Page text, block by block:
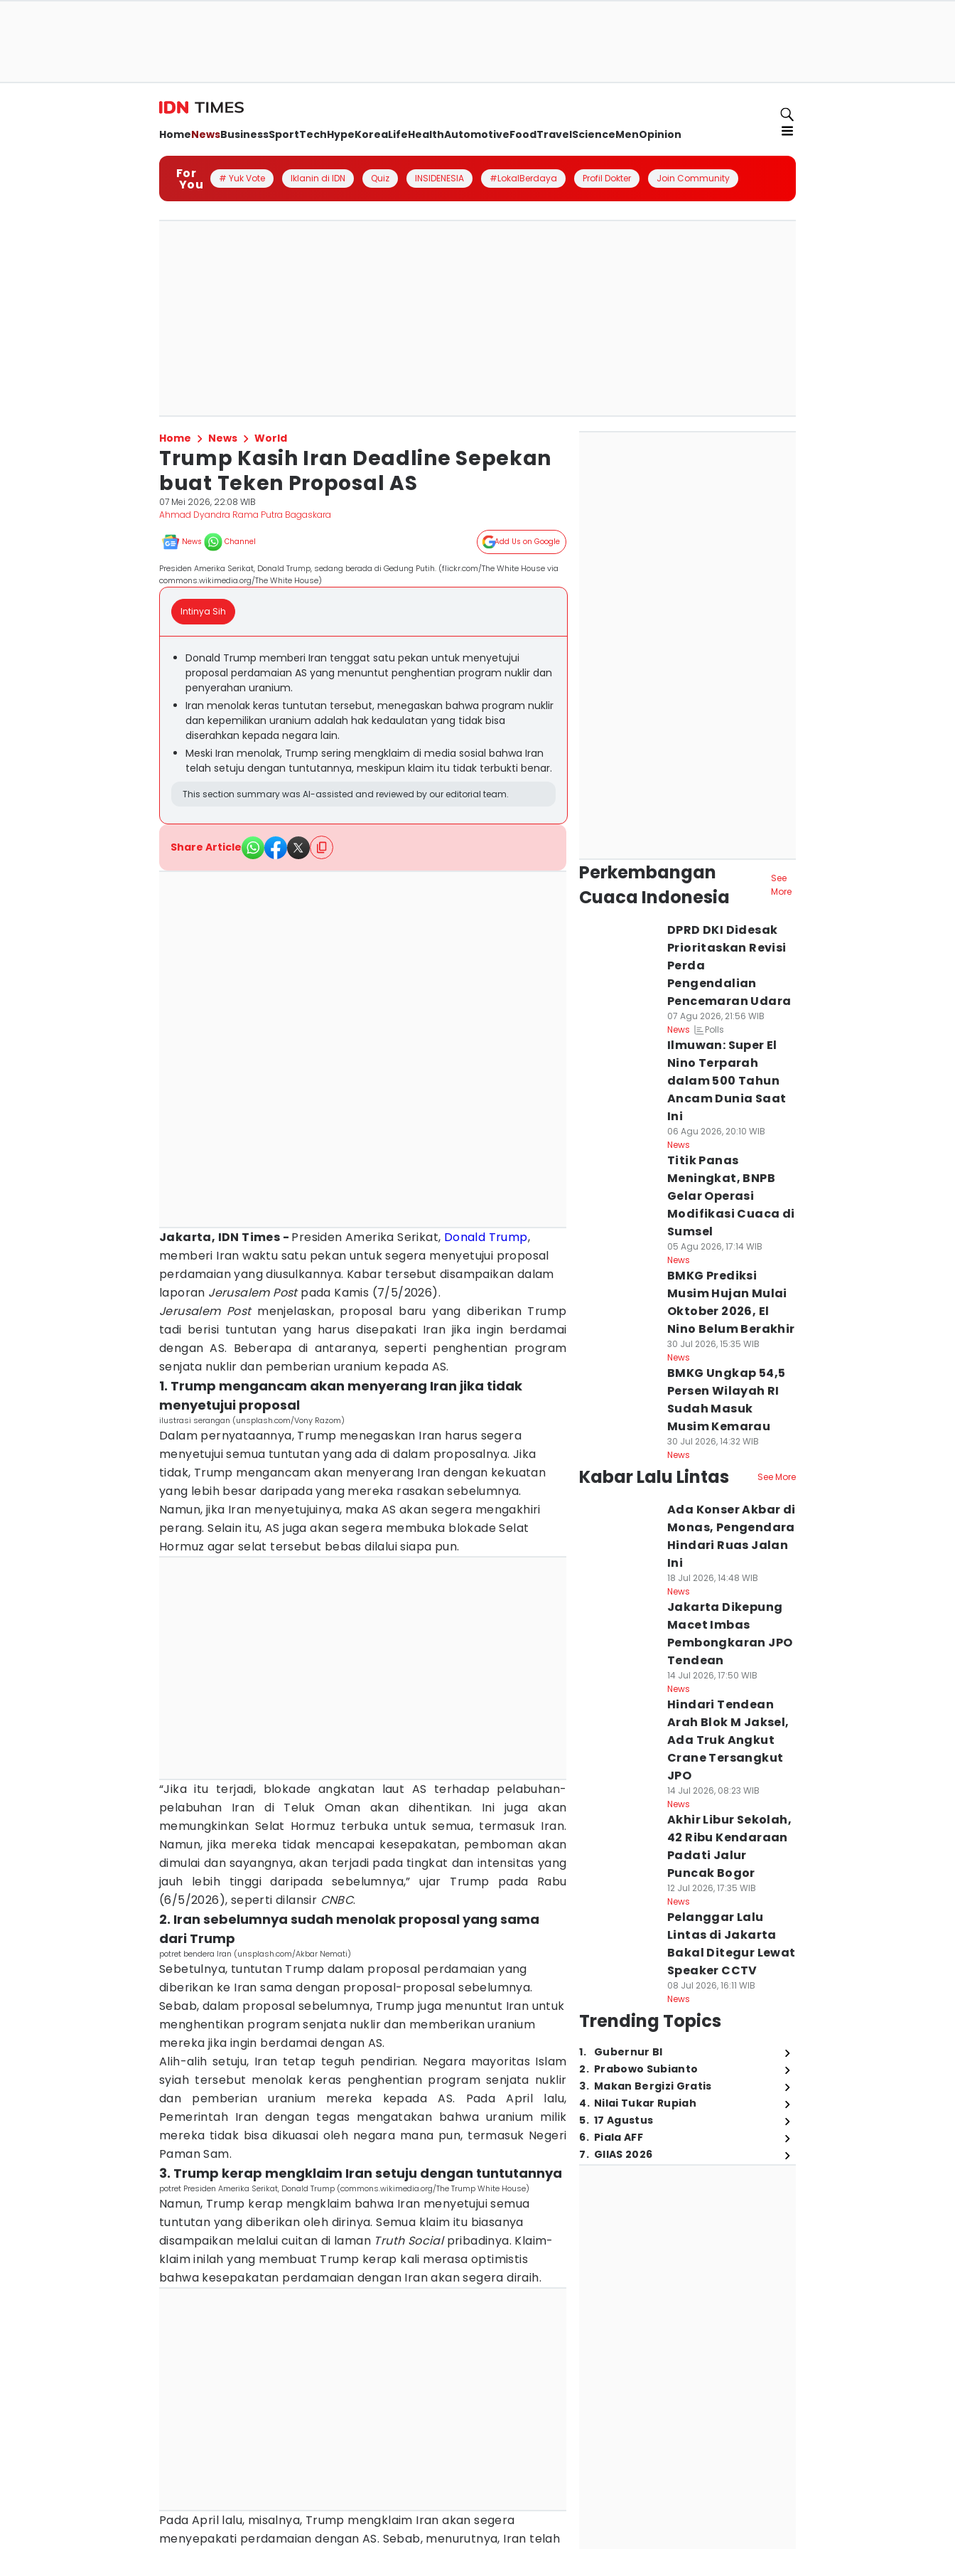
HomeNewsBusinessSportTechHypeKoreaLifeHealthAutomotiveFoodTravelScienceMenOpinion
For
You # Yuk Vote Iklanin di IDN Quiz INSIDENESIA #LokalBerdaya Profil Dokter Join Community
Home News World
Trump Kasih Iran Deadline Sepekan
buat Teken Proposal AS
07 Mei 2026, 22:08 WIB
Ahmad Dyandra Rama Putra Bagaskara
News Channel Add Us on Google
Presiden Amerika Serikat, Donald Trump, sedang berada di Gedung Putih. (flickr.com/The White House via
commons.wikimedia.org/The White House)
Intinya Sih
Donald Trump memberi Iran tenggat satu pekan untuk menyetujui
proposal perdamaian AS yang menuntut penghentian program nuklir dan
penyerahan uranium.
Iran menolak keras tuntutan tersebut, menegaskan bahwa program nuklir
dan kepemilikan uranium adalah hak kedaulatan yang tidak bisa
diserahkan kepada negara lain.
Meski Iran menolak, Trump sering mengklaim di media sosial bahwa Iran
telah setuju dengan tuntutannya, meskipun klaim itu tidak terbukti benar.
This section summary was AI-assisted and reviewed by our editorial team.
Share Article
Jakarta, IDN Times - Presiden Amerika Serikat, Donald Trump,
memberi Iran waktu satu pekan untuk segera menyetujui proposal
perdamaian yang diusulkannya. Kabar tersebut disampaikan dalam
laporan Jerusalem Postpada Kamis (7/5/2026).
Jerusalem Postmenjelaskan, proposal baru yang diberikan Trump
tadi berisi tuntutan yang harus disepakati Iran jika ingin berdamai
dengan AS. Beberapa di antaranya, seperti penghentian program
senjata nuklir dan pemberian uranium kepada AS.
1. Trump mengancam akan menyerang Iran jika tidak
menyetujui proposal
ilustrasi serangan (unsplash.com/Vony Razom)
Dalam pernyataannya, Trump menegaskan Iran harus segera
menyetujui semua tuntutan yang ada di dalam proposalnya. Jika
tidak, Trump mengancam akan menyerang Iran dengan kekuatan
yang lebih besar daripada yang mereka rasakan sebelumnya.
Namun, jika Iran menyetujuinya, maka AS akan segera mengakhiri
perang. Selain itu, AS juga akan segera membuka blokade Selat
Hormuz agar selat tersebut bebas dilalui siapa pun.
“Jika itu terjadi, blokade angkatan laut AS terhadap pelabuhan-
pelabuhan Iran di Teluk Oman akan dihentikan. Ini juga akan
memungkinkan Selat Hormuz terbuka untuk semua, termasuk Iran.
Namun, jika mereka tidak mencapai kesepakatan, pemboman akan
dimulai dan sayangnya, akan terjadi pada tingkat dan intensitas yang
jauh lebih tinggi daripada sebelumnya,” ujar Trump pada Rabu
(6/5/2026), seperti dilansir CNBC.
2. Iran sebelumnya sudah menolak proposal yang sama
dari Trump
potret bendera Iran (unsplash.com/Akbar Nemati)
Sebetulnya, tuntutan Trump dalam proposal perdamaian yang
diberikan ke Iran sama dengan proposal-proposal sebelumnya.
Sebab, dalam proposal sebelumnya, Trump juga menuntut Iran untuk
menghentikan program senjata nuklir dan memberikan uranium
mereka jika ingin berdamai dengan AS.
Alih-alih setuju, Iran tetap teguh pendirian. Negara mayoritas Islam
syiah tersebut menolak keras penghentian program senjata nuklir
dan pemberian uranium mereka kepada AS. Pada April lalu,
Pemerintah Iran dengan tegas mengatakan bahwa uranium milik
mereka tidak bisa dikuasai oleh negara mana pun, termasuk Negeri
Paman Sam.
3. Trump kerap mengklaim Iran setuju dengan tuntutannya
potret Presiden Amerika Serikat, Donald Trump (commons.wikimedia.org/The Trump White House)
Namun, Trump kerap mengklaim bahwa Iran menyetujui semua
tuntutan yang diberikan oleh dirinya. Semua klaim itu biasanya
disampaikan melalui cuitan di laman Truth Socialpribadinya. Klaim-
klaim inilah yang membuat Trump kerap kali merasa optimistis
bahwa kesepakatan perdamaian dengan Iran akan segera diraih.
Pada April lalu, misalnya, Trump mengklaim Iran akan segera
menyepakati perdamaian dengan AS. Sebab, menurutnya, Iran telah
Perkembangan
Cuaca Indonesia
See
More
DPRD DKI Didesak
Prioritaskan Revisi
Perda
Pengendalian
Pencemaran Udara
07 Agu 2026, 21:56 WIB
News
Polls
Ilmuwan: Super El
Nino Terparah
dalam 500 Tahun
Ancam Dunia Saat
Ini
06 Agu 2026, 20:10 WIB
News
Titik Panas
Meningkat, BNPB
Gelar Operasi
Modifikasi Cuaca di
Sumsel
05 Agu 2026, 17:14 WIB
News
BMKG Prediksi
Musim Hujan Mulai
Oktober 2026, El
Nino Belum Berakhir
30 Jul 2026, 15:35 WIB
News
BMKG Ungkap 54,5
Persen Wilayah RI
Sudah Masuk
Musim Kemarau
30 Jul 2026, 14:32 WIB
News
Kabar Lalu Lintas See More
Ada Konser Akbar di
Monas, Pengendara
Hindari Ruas Jalan
Ini
18 Jul 2026, 14:48 WIB
News
Jakarta Dikepung
Macet Imbas
Pembongkaran JPO
Tendean
14 Jul 2026, 17:50 WIB
News
Hindari Tendean
Arah Blok M Jaksel,
Ada Truk Angkut
Crane Tersangkut
JPO
14 Jul 2026, 08:23 WIB
News
Akhir Libur Sekolah,
42 Ribu Kendaraan
Padati Jalur
Puncak Bogor
12 Jul 2026, 17:35 WIB
News
Pelanggar Lalu
Lintas di Jakarta
Bakal Ditegur Lewat
Speaker CCTV
08 Jul 2026, 16:11 WIB
News
Trending Topics
1. Gubernur BI
2. Prabowo Subianto
3. Makan Bergizi Gratis
4. Nilai Tukar Rupiah
5. 17 Agustus
6. Piala AFF
7. GIIAS 2026